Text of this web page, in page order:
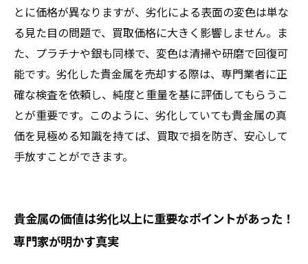
とに価格が異なりますが、劣化による表面の変色は単な
る見た目の問題で、買取価格に大きく影響しません。ま
た、プラチナや銀も同様で、変色は清掃や研磨で回復可
能です。劣化した貴金属を売却する際は、専門業者に正
確な検査を依頼し、純度と重量を基に評価してもらうこ
とが重要です。このように、劣化していても貴金属の真
価を見極める知識を持てば、買取で損を防ぎ、安心して
手放すことができます。
貴金属の価値は劣化以上に重要なポイントがあった！
専門家が明かす真実